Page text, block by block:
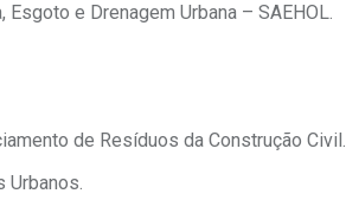
e Drenagem Urbana – SAEHOL.
de Resíduos da Construção Civil.
Urbanos.